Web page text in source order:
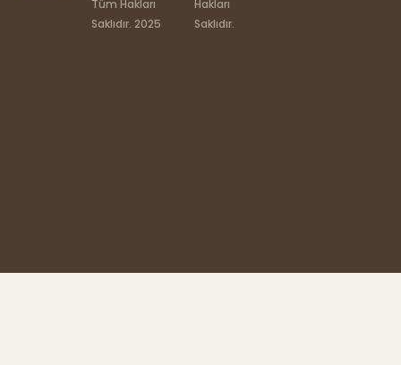
Tüm Hakları
Saklıdır. 2025
Hakları
Saklıdır.